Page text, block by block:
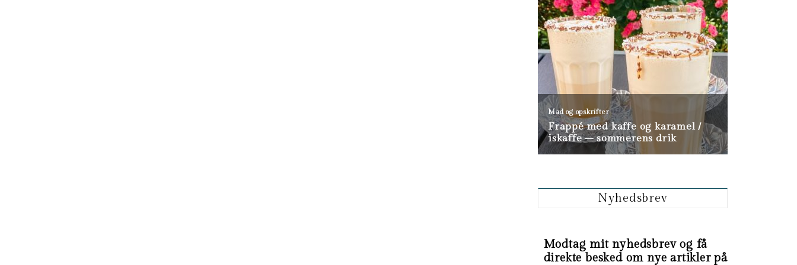
Nyhedsbrev
Modtag mit nyhedsbrev og få
direkte besked om nye artikler på